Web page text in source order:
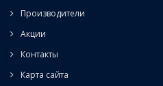
Производители
Акции
Контакты
Карта сайта